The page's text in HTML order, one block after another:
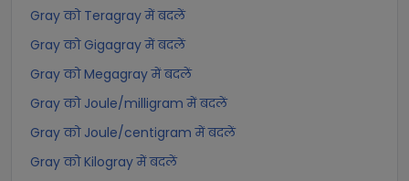
Gray को Teragray में बदलें
Gray को Gigagray में बदलें
Gray को Megagray में बदलें
Gray को Joule/milligram में बदलें
Gray को Joule/centigram में बदलें
Gray को Kilogray में बदलें